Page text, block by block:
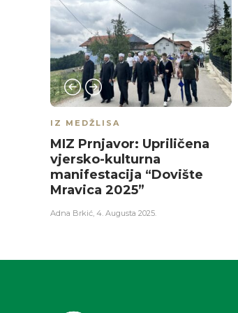
IZ MEDŽLISA
MIZ Prnjavor: Upriličena
vjersko-kulturna
manifestacija “Dovište
Mravica 2025”
Adna Brkić, 4. Augusta 2025.